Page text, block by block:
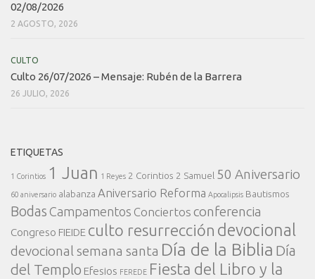
02/08/2026
2 AGOSTO, 2026
CULTO
Culto 26/07/2026 – Mensaje: Rubén de la Barrera
26 JULIO, 2026
ETIQUETAS
1 Corintios 1 Juan 1 Reyes 2 Corintios 2 Samuel 50 Aniversario
60 aniversario alabanza Aniversario Reforma Apocalipsis Bautismos
Bodas Campamentos Conciertos conferencia
Congreso FIEIDE culto resurrección devocional
devocional semana santa Día de la Biblia Día
del Templo Efesios FEREDE Fiesta del Libro y la